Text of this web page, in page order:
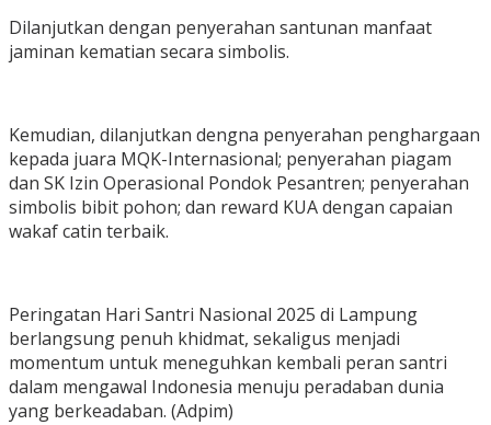
Dilanjutkan dengan penyerahan santunan manfaat
jaminan kematian secara simbolis.
Kemudian, dilanjutkan dengna penyerahan penghargaan
kepada juara MQK-Internasional; penyerahan piagam
dan SK Izin Operasional Pondok Pesantren; penyerahan
simbolis bibit pohon; dan reward KUA dengan capaian
wakaf catin terbaik.
Peringatan Hari Santri Nasional 2025 di Lampung
berlangsung penuh khidmat, sekaligus menjadi
momentum untuk meneguhkan kembali peran santri
dalam mengawal Indonesia menuju peradaban dunia
yang berkeadaban. (Adpim)